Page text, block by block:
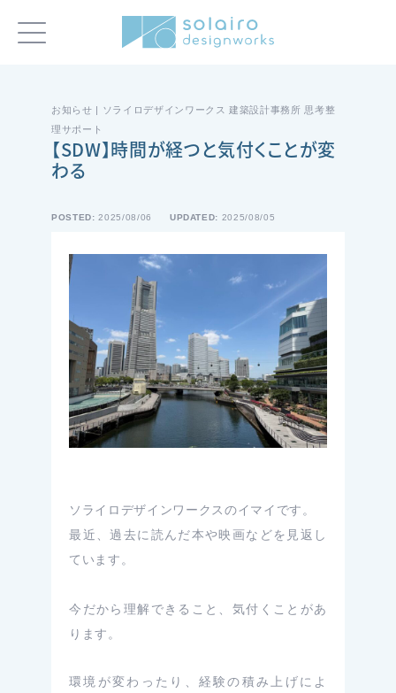
お知らせ | ソライロデザインワークス 建築設計事務所 思考整
理サポート
【SDW】時間が経つと気付くことが変
わる
POSTED:2025/08/06 UPDATED: 2025/08/05
ソライロデザインワークスのイマイです。
最近、過去に読んだ本や映画などを見返し
ています。
今だから理解できること、気付くことがあ
ります。
環境が変わったり、経験の積み上げによ